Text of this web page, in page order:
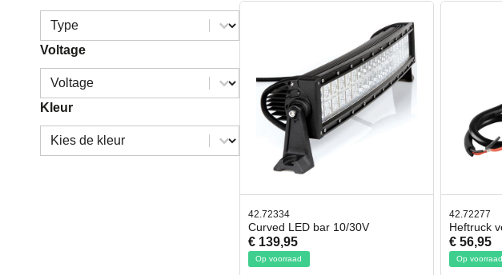
Type
Type
Voltage
Voltage
Voltage
Kleur
Kleur
Kleur
42.72334
Curved LED bar 10/30V
€ 139,95
Op voorraad
42.72277
Heftruck
€ 56,95
Op voorraad